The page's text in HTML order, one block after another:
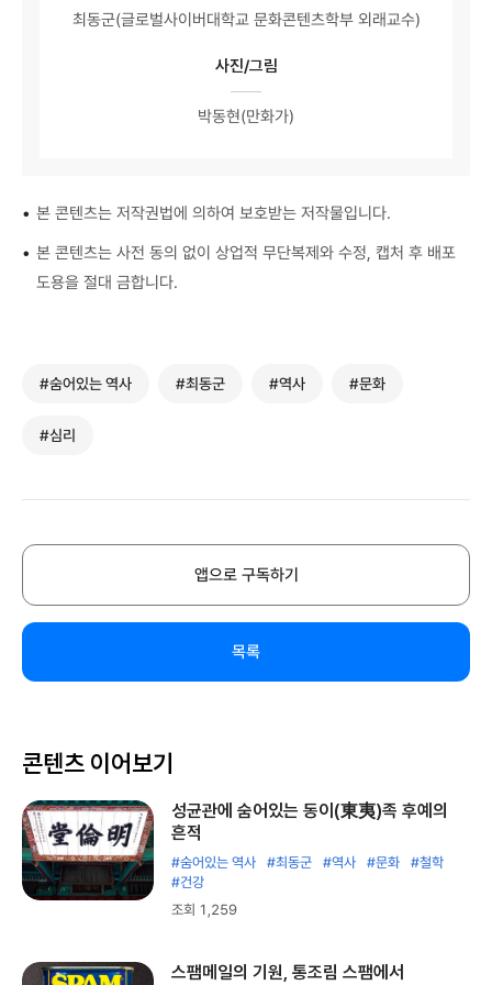
최동군(글로벌사이버대학교 문화콘텐츠학부 외래교수)
사진/그림
박동현(만화가)
• 본 콘텐츠는 저작권법에 의하여 보호받는 저작물입니다.
• 본 콘텐츠는 사전 동의 없이 상업적 무단복제와 수정, 캡처 후 배포
도용을 절대 금합니다.
#숨어있는 역사 #최동군 #역사 #문화
#심리
앱으로 구독하기
목록
콘텐츠 이어보기
성균관에 숨어있는 동이(東夷)족 후예의
흔적
#숨어있는 역사 #최동군 #역사 #문화
#철학
#건강
조회 1,259
스팸메일의 기원, 통조림 스팸에서